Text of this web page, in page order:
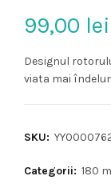
99,00 lei
Designul
viata mai
SKU:
Categorii: 180